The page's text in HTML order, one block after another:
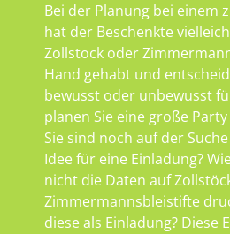
Bei der Planung bei einem
hat der Beschenkte
Zollstock oder
Hand gehabt und
bewusst oder unbewusst
planen Sie eine große
Sie sind noch auf der
Idee für eine Einladung?
nicht die Daten auf
Zimmermannsbleistifte
diese als Einladung? Diese